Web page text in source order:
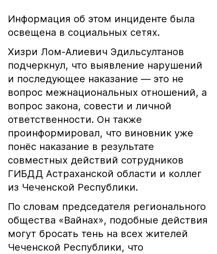
Информация об этом инциденте была
освещена в социальных сетях.
Хизри Лом-Алиевич Эдильсултанов
подчеркнул, что выявление нарушений
и последующее наказание — это не
вопрос межнациональных отношений, а
вопрос закона, совести и личной
ответственности. Он также
проинформировал, что виновник уже
понёс наказание в результате
совместных действий сотрудников
ГИБДД Астраханской области и коллег
из Чеченской Республики.
По словам председателя регионального
общества «Вайнах», подобные действия
могут бросать тень на всех жителей
Чеченской Республики, что